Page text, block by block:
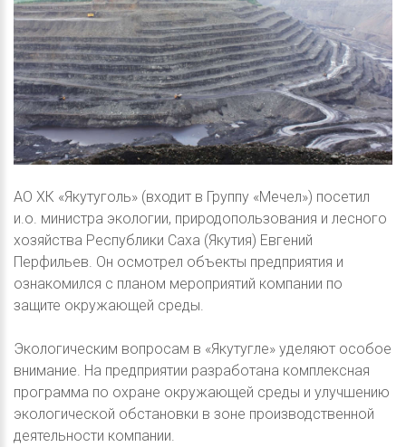
АО ХК «Якутуголь» (входит в Группу «Мечел») посетил
и.о. министра экологии, природопользования и лесного
хозяйства Республики Саха (Якутия) Евгений
Перфильев. Он осмотрел объекты предприятия и
ознакомился с планом мероприятий компании по
защите окружающей среды.
Экологическим вопросам в «Якутугле» уделяют особое
внимание. На предприятии разработана комплексная
программа по охране окружающей среды и улучшению
экологической обстановки в зоне производственной
деятельности компании.